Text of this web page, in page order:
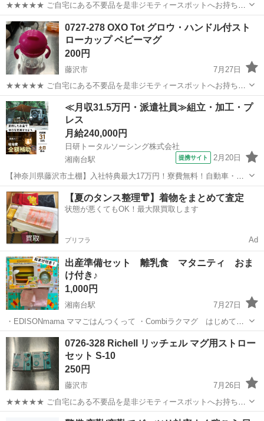
★★★★★ ご自宅にある不要品を是非ジモティースポットへお持ち込
みしませんか？ 家電、趣味・スポーツ・レジャー用品、こども用品、
衣料服飾品、生活雑貨、家具、本、CD・DVDなどが無料でまとめて持
ち込めます！ ※詳細はこ...
神奈川 藤沢市
0727-278 OXO Tot グロウ・ハンドル付スト
ローカップ ベビーマグ
200円
藤沢市
7月27日
★★★★★ ご自宅にある不要品を是非ジモティースポットへお持ち込
みしませんか？ 家電、趣味・スポーツ・レジャー用品、こども用品、
衣料服飾品、生活雑貨、家具、本、CD・DVDなどが無料でまとめて持
ち込めます！ ※詳細はこ...
神奈川 藤沢市 ベビー用品 Tot
≪月収31.5万円・派遣社員≫組立・加工・プ
レス
月給240,000円
日研トータルソーシング株式会社
湘南台駅
提携サイト 2月20日
【神奈川県藤沢市土棚】入社特典最大17万円！寮費無料！自動車・ト
ラックの組立・加工ライン作業《お仕事No.5A630》 お仕事について
自動車（小・中・大型トラック）の組立や各エンジン部品の製造を行
います。インパクトレンチ...
神奈川 藤沢市 湘南台駅 その他
【夏のタンス整理👘】着物をまとめて査定
状態が悪くてもOK！最大限買取します
プリフラ Ad
出産準備セット 離乳食 マタニティ おま
け付き♪
1,000円
湘南台駅
7月27日
・EDISONmama ママごはんつくって ・Combiラクマグ はじめてス
トロー(4ヶ月頃から使えるストローマグ) ・ピジョン 妊婦帯 腹巻セ
ット ・西松屋の赤ちゃんミトン(くま柄と水玉柄) いずれも数回しか使
用しておら...
神奈川 藤沢市 ベビー用品
0726-328 Richell リッチェル マグ用ストロー
セット S-10
250円
藤沢市
7月26日
★★★★★ ご自宅にある不要品を是非ジモティースポットへお持ち込
みしませんか？ 家電、趣味・スポーツ・レジャー用品、こども用品、
藤沢市 ベビー用品 マグ